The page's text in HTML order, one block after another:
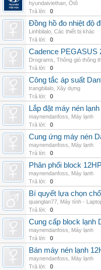
hyundaiviethan Ôtô
Trả lời:
0
Đồng hồ đo nhiệt độ
Linhbilalo Các thiết bị khác
Trả lời:
0
Cadence PEGASUS
Drograms Thông gió thông
Trả lời:
0
Công tắc áp suất
trangbilalo Xây dựng
Trả lời:
0
Lắp đặt máy nén
maynendanfoss
Máy lạnh
Trả lời:
0
Cung ứng máy nén
maynendanfoss
Máy lạnh
Trả lời:
0
Phân phối block
maynendanfoss
Máy lạnh
Trả lời:
0
Bí quyết lựa chọn
quanglan77 Máy tính -
Trả lời:
0
Cung cấp block lạnh
maynendanfoss
Máy lạnh
Trả lời:
0
Bán máy nén lạnh
maynendanfoss
Máy lạnh
Trả lời:
0